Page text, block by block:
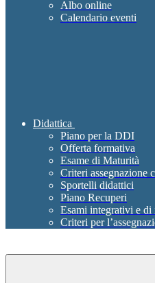
Albo online
Calendario eventi
Didattica
Piano per la DDI
Offerta formativa
Esame di Maturità
Criteri assegnazione
Sportelli didattici
Piano Recuperi
Esami integrativi e di
Criteri per